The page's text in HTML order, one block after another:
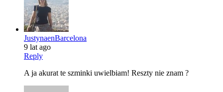
JustynaenBarcelona
9 lat ago
Reply
A ja akurat te szminki uwielbiam! Reszty nie znam ?